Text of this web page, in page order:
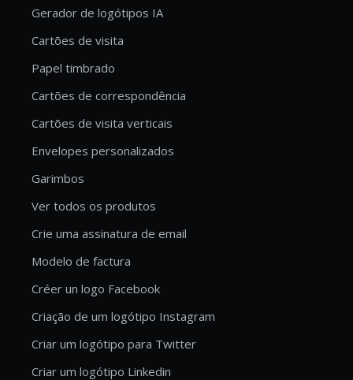
Gerador de logótipos IA
Cartões de visita
Papel timbrado
Cartões de correspondência
Cartões de visita verticais
Envelopes personalizados
Garimbos
Ver todos os produtos
Crie uma assinatura de email
Modelo de factura
Créer un logo Facebook
Criação de um logótipo Instagram
Criar um logótipo para Twitter
Criar um logótipo Linkedin